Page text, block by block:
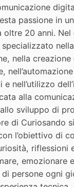
passione in
20 anni. Nel
nella
nella creazione
nell’utilizzo
alla
sviluppo di
di Curiosando
l’obiettivo di
riflessioni
emozionare
persone ogni